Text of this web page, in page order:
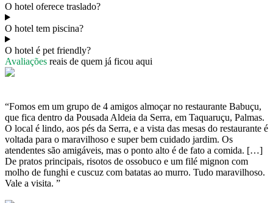
O hotel oferece traslado?
O hotel tem piscina?
O hotel é pet friendly?
Avaliações reais de quem já ficou aqui
“Fomos em um grupo de 4 amigos almoçar no restaurante Babuçu,
que fica dentro da Pousada Aldeia da Serra, em Taquaruçu, Palmas.
O local é lindo, aos pés da Serra, e a vista das mesas do restaurante é
voltada para o maravilhoso e super bem cuidado jardim. Os
atendentes são amigáveis, mas o ponto alto é de fato a comida. […]
De pratos principais, risotos de ossobuco e um filé mignon com
molho de funghi e cuscuz com batatas ao murro. Tudo maravilhoso.
Vale a visita. ”